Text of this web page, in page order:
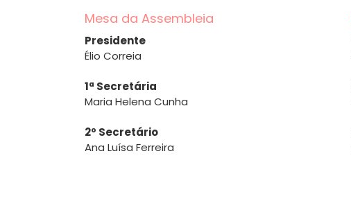
Mesa da Assembleia
Presidente
Élio Correia
1ª Secretária
Maria Helena Cunha
2º Secretário
Ana Luísa Ferreira